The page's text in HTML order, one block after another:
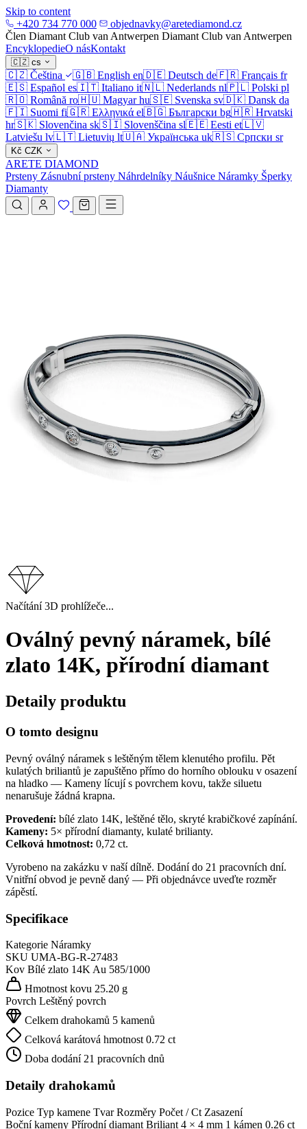
Skip to content
+420 734 770 000
objednavky@aretediamond.cz
Člen Diamant Club van Antwerpen Diamant Club van Antwerpen
EncyklopedieO násKontakt
🇨🇿 cs
🇨🇿 Čeština 🇬🇧 English en🇩🇪 Deutsch de🇫🇷 Français fr
🇪🇸 Español es🇮🇹 Italiano it🇳🇱 Nederlands nl🇵🇱 Polski pl
🇷🇴 Română ro🇭🇺 Magyar hu🇸🇪 Svenska sv🇩🇰 Dansk da
🇫🇮 Suomi fi🇬🇷 Ελληνικά el🇧🇬 Български bg🇭🇷 Hrvatski
hr🇸🇰 Slovenčina sk🇸🇮 Slovenščina sl🇪🇪 Eesti et🇱🇻
Latviešu lv🇱🇹 Lietuvių lt🇺🇦 Українська uk🇷🇸 Српски sr
Kč CZK
ARETE DIAMOND
Prsteny Zásnubní prsteny Náhrdelníky Náušnice Náramky Šperky
Diamanty
Načítání 3D prohlížeče...
Oválný pevný náramek, bílé
zlato 14K, přírodní diamant
Detaily produktu
O tomto designu
Pevný oválný náramek s leštěným tělem klenutého profilu. Pět
kulatých briliantů je zapuštěno přímo do horního oblouku v osazení
na hladko — Kameny lícují s povrchem kovu, takže siluetu
nenarušuje žádná krapna.
Provedení: bílé zlato 14K, leštěné tělo, skryté krabičkové zapínání.
Kameny: 5× přírodní diamanty, kulaté brilianty.
Celková hmotnost: 0,72 ct.
Vyrobeno na zakázku v naší dílně. Dodání do 21 pracovních dní.
Vnitřní obvod je pevně daný — Při objednávce uveďte rozměr
zápěstí.
Specifikace
Kategorie Náramky
SKU UMA-BG-R-27483
Kov Bílé zlato 14KAu 585/1000
Hmotnost kovu 25.20 g
Povrch Leštěný povrch
Celkem drahokamů 5 kamenů
Celková karátová hmotnost 0.72 ct
Doba dodání 21 pracovních dnů
Detaily drahokamů
Pozice Typ kamene Tvar Rozměry Počet / Ct Zasazení
Boční kameny Přírodní diamant Briliant 4 × 4 mm 1 kámen 0.26 ct